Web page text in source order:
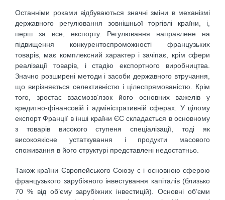
Останніми роками відбуваються значні зміни в механізмі
державного регулювання зовнішньої торгівлі країни, і,
перш за все, експорту. Регулювання направлене на
підвищення конкурентоспроможності французьких
товарів, має комплексний характер і зачіпає, крім сфери
реалізації товарів, і стадію експортного виробництва.
Значно розширені методи і засоби державного втручання,
що вирізняється селективністю і цілеспрямованістю. Крім
того, зростає взаємозв’язок його основних важелів у
кредитно-фінансовій і адміністративній сферах. У цілому
експорт Франції в інші країни ЄС складається в основному
з товарів високого ступеня спеціалізації, тоді як
високоякісне устаткування і продукти масового
споживання в його структурі представлені недостатньо.
Також країни Європейського Союзу є і основною сферою
французького зарубіжного інвестування капіталів (близько
70 % від об’єму зарубіжних інвестицій). Основні об’єми